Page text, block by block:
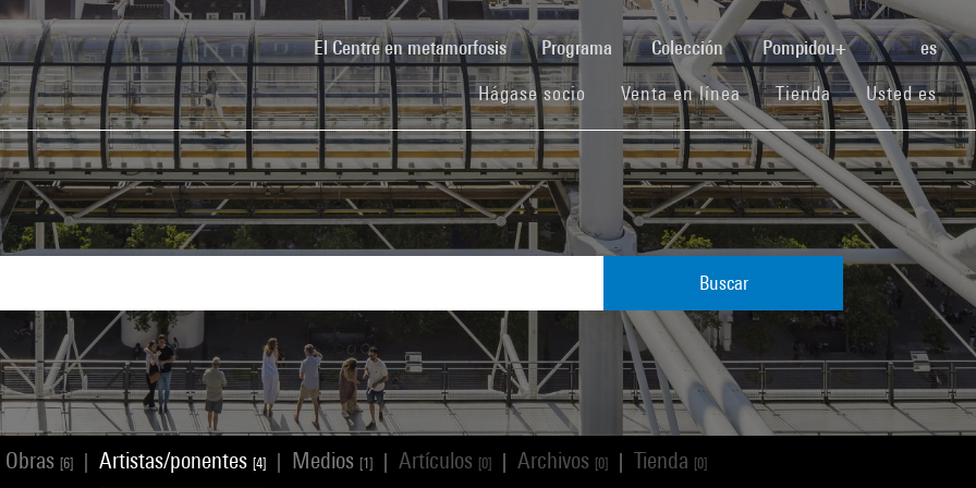
El Centre en metamorfosis(current)Programa Colección Pompidou+ es
Hágase socio (current)
Venta en línea(current)
Tienda(current)Usted es
Buscar
Obras [6] Artistas/ponentes [4] Medios [1] Artículos [0] Archivos [0] Tienda [0]